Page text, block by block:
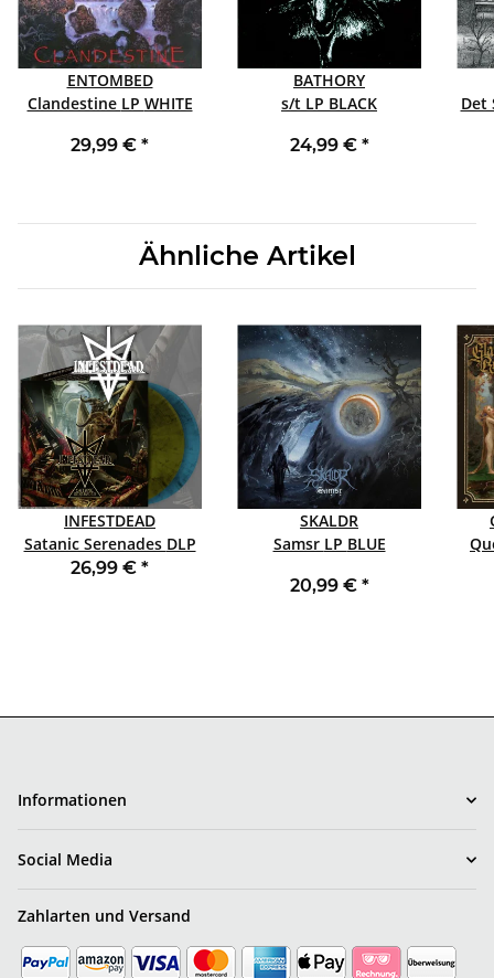
ENTOMBED
Clandestine LP WHITE
29,99 € *
BATHORY
s/t LP BLACK
24,99 € *
Ähnliche Artikel
INFESTDEAD
Satanic Serenades DLP
MARBLED
26,99 € *
SKALDR
Samsr LP BLUE
20,99 € *
Informationen
Social Media
Zahlarten und Versand